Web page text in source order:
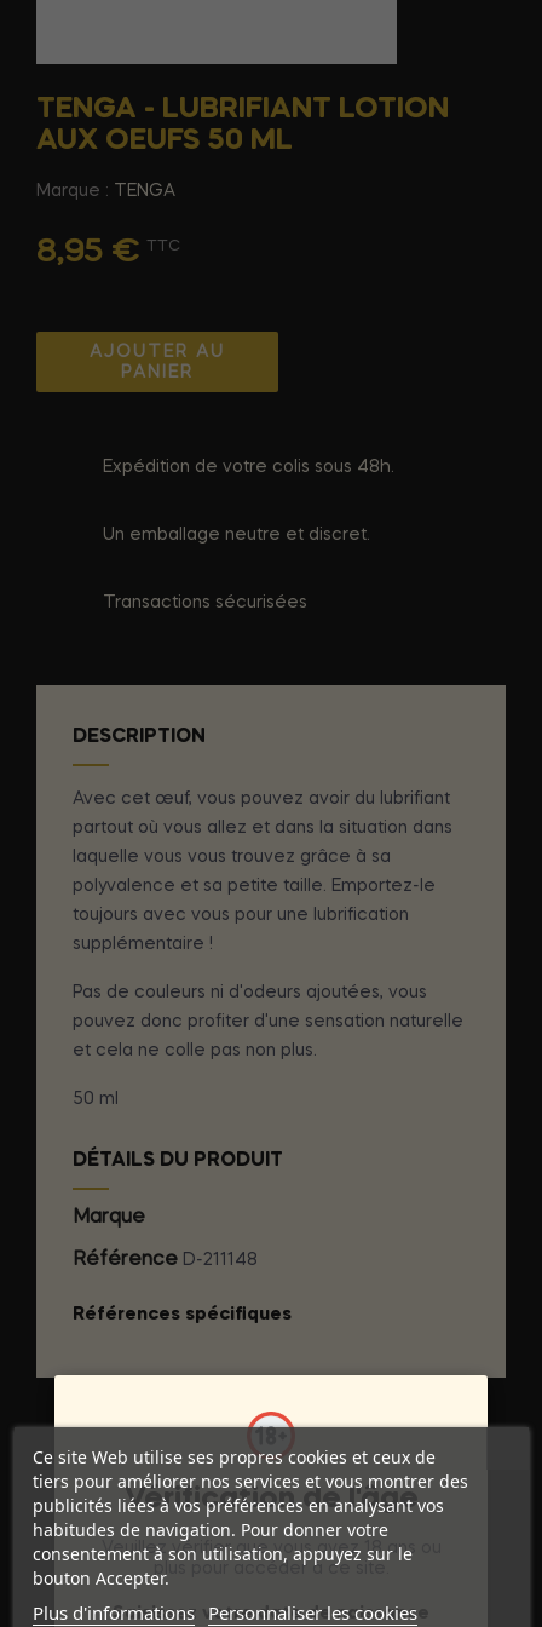
TENGA - LUBRIFIANT LOTION
AUX OEUFS 50 ML
Marque : TENGA
8,95 € TTC
AJOUTER AU
PANIER
Expédition de votre colis sous 48h.
Un emballage neutre et discret.
Transactions sécurisées
DESCRIPTION
Avec cet œuf, vous pouvez avoir du lubrifiant
partout où vous allez et dans la situation dans
laquelle vous vous trouvez grâce à sa
polyvalence et sa petite taille. Emportez-le
toujours avec vous pour une lubrification
supplémentaire !
Pas de couleurs ni d'odeurs ajoutées, vous
pouvez donc profiter d'une sensation naturelle
et cela ne colle pas non plus.
50 ml
DÉTAILS DU PRODUIT
Marque
Référence D-211148
Références spécifiques
Discrétion Assurée
Ce site Web utilise ses propres cookies et ceux de
tiers pour améliorer nos services et vous montrer des
publicités liées à vos préférences en analysant vos
habitudes de navigation. Pour donner votre
consentement à son utilisation, appuyez sur le
bouton Accepter.
Plus d'informations Personnaliser les cookies
Vérification de l'âge
Veuillez vérifier que vous avez 18 ans ou
plus pour accéder à ce site.
Saisissez votre date de naissance